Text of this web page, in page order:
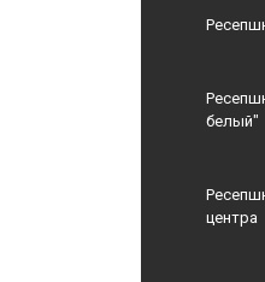
белый"
центра